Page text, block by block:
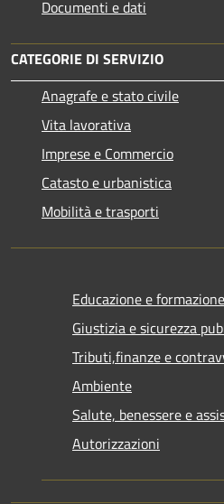
Documenti e dati
CATEGORIE DI SERVIZIO
Anagrafe e stato civile
Vita lavorativa
Imprese e Commercio
Catasto e urbanistica
Mobilità e trasporti
Educazione e formazione
Giustizia e sicurezza
Tributi,finanze e
Ambiente
Salute, benessere e
Autorizzazioni